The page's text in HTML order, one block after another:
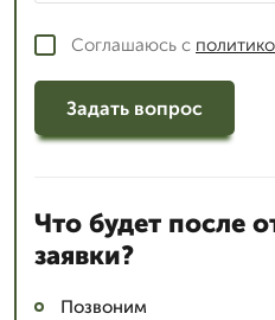
Соглашаюсь с
Задать вопрос
Что будет после
заявки?
Позвоним